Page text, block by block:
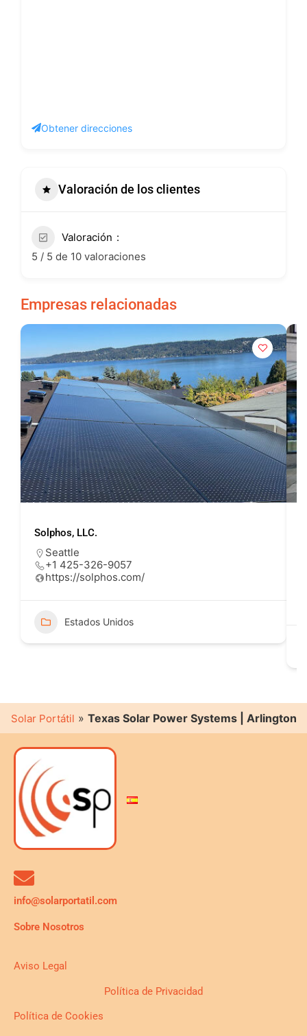
Obtener direcciones
Valoración de los clientes
Valoración
5 / 5 de 10 valoraciones
Empresas relacionadas
Solphos, LLC.
Seattle
+1 425-326-9057
https://solphos.com/
Estados Unidos
Solar Portátil » Texas Solar Power Systems | Arlington
info@solarportatil.com
Sobre Nosotros
Aviso Legal
Política de Privacidad
Política de Cookies